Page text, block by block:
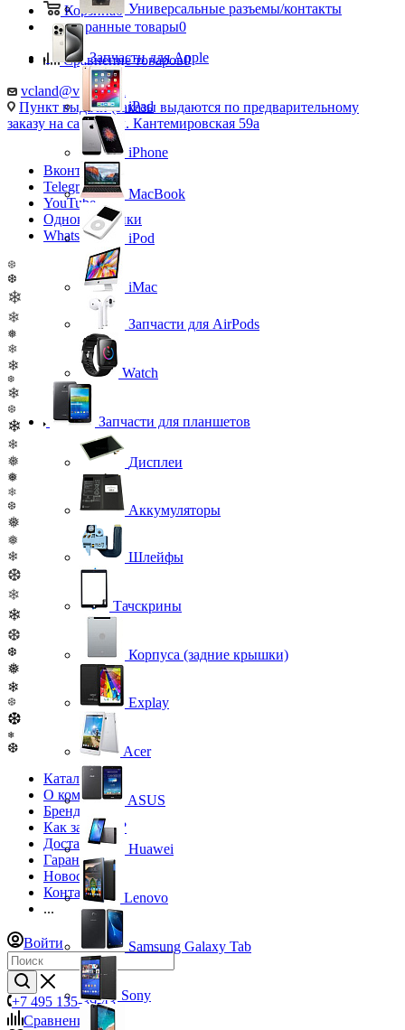
Корзина0
Избранные товары0
Сравнение товаров0
vcland@vcland.ru
Пункт выдачи (заказы выдаются по предварительному
заказу на сайте), ул. Кантемировская 59а
Вконтакте
Telegram
YouTube
Одноклассники
WhatsApp
❆
❆
❄
❄
❅
❄
❄
❆
❄
❆
❄
❄
❅
❅
❄
❆
❅
❅
❄
❆
❄
❄
❆
❆
❅
❄
❆
❆
❄
❆
Каталог
О компании
Бренды
Как заказать?
Доставка
Гарантия
Новости
Контакты
...
Войти
+7 495 135-39-43
Сравнение
0
Универсальные разъемы/контакты
Запчасти для Apple
iPad
iPhone
MacBook
iPod
iMac
Запчасти для AirPods
Watch
Запчасти для планшетов
Дисплеи
Аккумуляторы
Шлейфы
Тачскрины
Корпуса (задние крышки)
Explay
Acer
ASUS
Huawei
Lenovo
Samsung Galaxy Tab
Sony